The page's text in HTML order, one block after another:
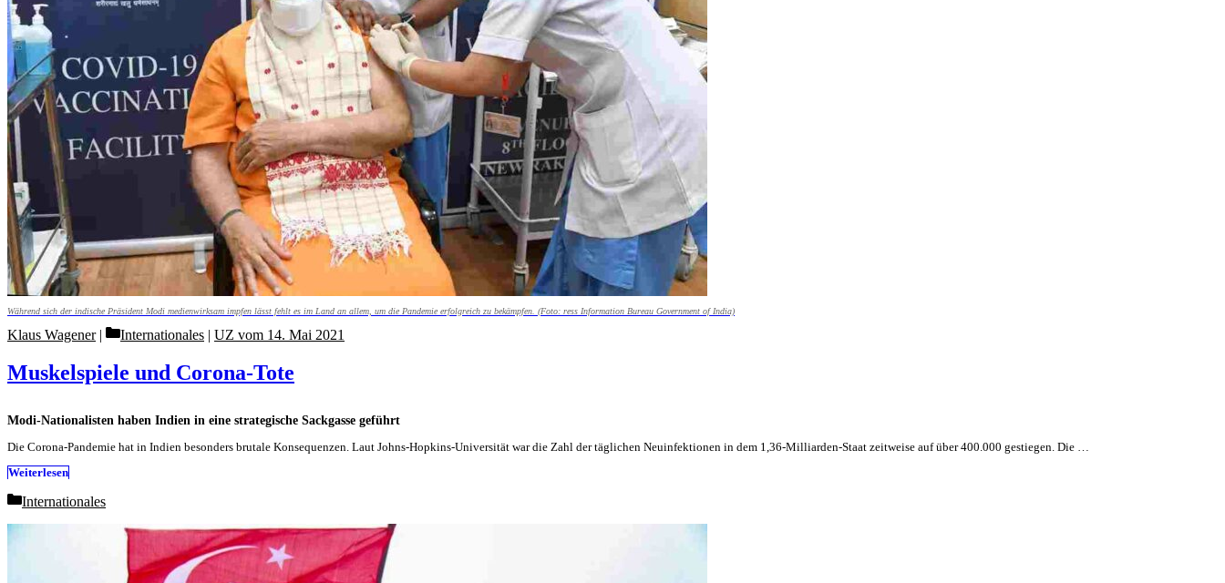
Während sich der indische Präsident Modi medienwirksam impfen lässt fehlt es im Land an allem, um die Pandemie erfolgreich zu bekämpfen. (Foto: ress Information Bureau Government of India)
Modi-Nationalisten haben Indien in eine strategische Sackgasse geführt
Muskelspiele und Corona-Tote
Klaus Wagener Categories
Internationales | UZ vom 14. Mai 2021
Die Corona-Pandemie hat in Indien besonders brutale Konsequenzen. Laut Johns-Hopkins-Universität war die Zahl der täglichen Neuinfektionen in dem 1,36-Milliarden-Staat zeitweise auf über 400.000 gestiegen. Die …
Weiterlesen
Categories
Internationales